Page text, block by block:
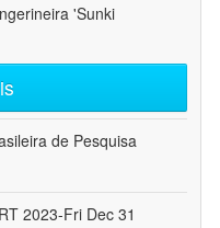
'Sunki
de Pesquisa
2023-Fri Dec 31